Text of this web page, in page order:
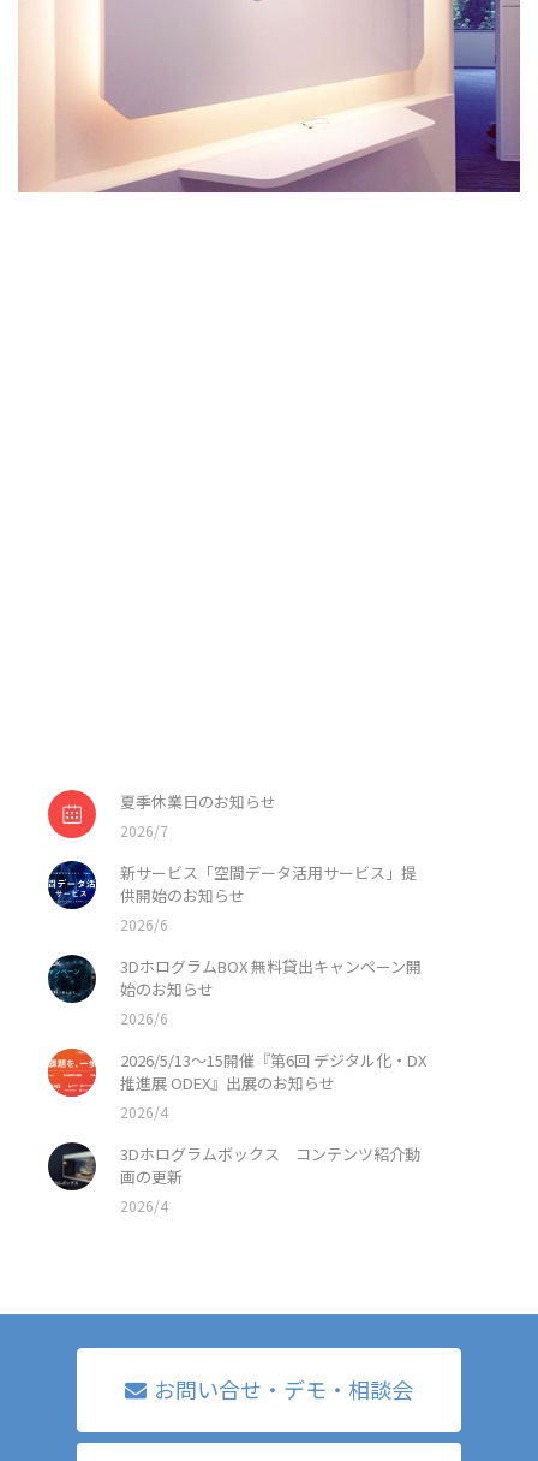
夏季休業日のお知らせ
2026/7
新サービス「空間データ活用サービス」提
供開始のお知らせ
2026/6
3DホログラムBOX 無料貸出キャンペーン開
始のお知らせ
2026/6
2026/5/13〜15開催『第6回 デジタル化・DX
推進展 ODEX』出展のお知らせ
2026/4
3Dホログラムボックス コンテンツ紹介動
画の更新
2026/4
お問い合せ・デモ・相談会